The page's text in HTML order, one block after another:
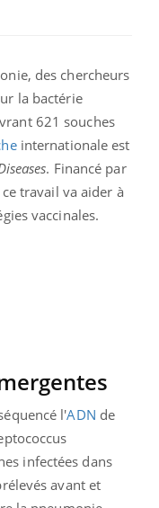
des chercheurs
la bactérie
621 souches
internationale est
. Financé par
travail va aider à
vaccinales.
l'ADN de
infectées dans
avant et